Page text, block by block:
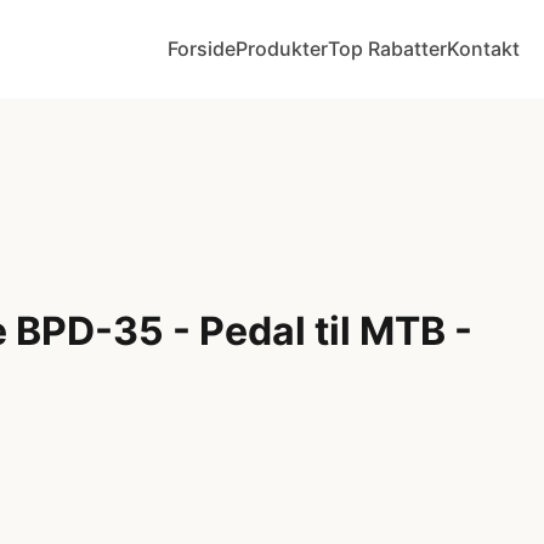
ForsideProdukterTop RabatterKontakt
BPD-35 - Pedal til MTB -